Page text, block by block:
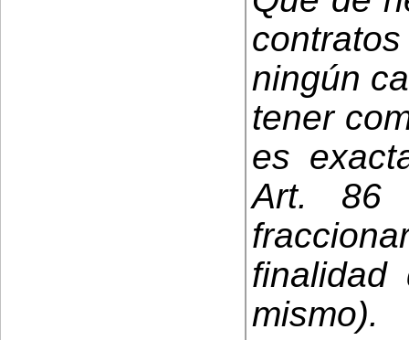
ningún
tener
es
Art. 86
mismo).